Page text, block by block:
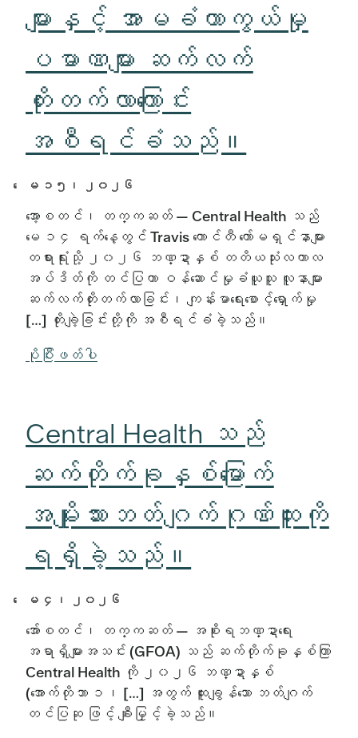
များနှင့် အာမခံကာကွယ်မှု
ပမာဏများ ဆက်လက်
တိုးတက်လာကြောင်း
အစီရင်ခံသည်။
ေမ ၁၅၊​ ၂၀၂၆
အော့စတင်၊ တက္ကဆတ် — Central Health သည်
မေ ၁၄ ရက်နေ့တွင် Travis ကောင်တီ ကော်မရှင်နာများ
တရားရုံးသို့ ၂၀၂၆ ဘဏ္ဍာနှစ် တတိယသုံးလကာလ
အပ်ဒိတ်ကို တင်ပြကာ ဝန်ဆောင်မှုခံယူသူ လူနာများ
ဆက်လက်တိုးတက်လာခြင်း၊ ကျန်းမာရေးစောင့်ရှောက်မှု
[…] တိုးချဲ့ခြင်းတို့ကို အစီရင်ခံခဲ့သည်။
ပိုပြီးဖတ်ပါ
Central Health သည်
ဆက်တိုက်ခုနှစ်မြောက်
အမျိုးသားဘတ်ဂျက်ဂုဏ်ထူးကို
ရရှိခဲ့သည်။
ေမ ၄၊ ၂၀၂၆
အော်စတင်၊ တက္ကဆတ် — အစိုးရဘဏ္ဍာရေး
အရာရှိများအသင်း (GFOA) သည် ဆက်တိုက်ခုနှစ်ကြာ
Central Health ကို ၂၀၂၆ ဘဏ္ဍာနှစ်
(အောက်တိုဘာ ၁၊ […] အတွက် ထူးချွန်သော ဘတ်ဂျက်
တင်ပြဆု ဖြင့် ချီးမြှင့်ခဲ့သည်။